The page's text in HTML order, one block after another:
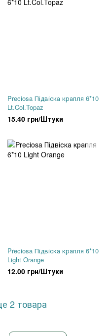
Preciosa Підвіска крапля 6*10
Lt.Col.Topaz
15.40 грн/Штуки
Preciosa Підвіска крапля 6*10
Light Orange
12.00 грн/Штуки
2 товара